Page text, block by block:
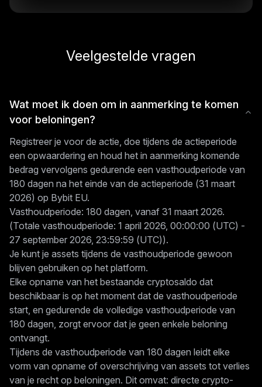
Veelgestelde vragen
Wat moet ik doen om in aanmerking te komen
voor beloningen?
Registreer je voor de actie, doe tijdens de actieperiode
een opwaardering en houd het in aanmerking komende
bedrag vervolgens gedurende een vasthoudperiode van
180 dagen na het einde van de actieperiode (31 maart
2026) op Bybit EU.
Vasthoudperiode: 180 dagen, vanaf 31 maart 2026.
(Totale vasthoudperiode: 1 april 2026, 00:00:00 (UTC) -
27 september 2026, 23:59:59 (UTC)).
Je kunt je assets tijdens de vasthoudperiode gewoon
blijven gebruiken op het platform.
Elke opname van het bestaande cryptosaldo dat
beschikbaar is op het moment dat de vasthoudperiode
start, en gedurende de volledige vasthoudperiode van
180 dagen, zorgt ervoor dat je geen enkele beloning
ontvangt.
Tijdens de vasthoudperiode van 180 dagen leidt elke
vorm van opname of overschrijving van assets tot verlies
van je recht op beloningen. Dit omvat: directe crypto-